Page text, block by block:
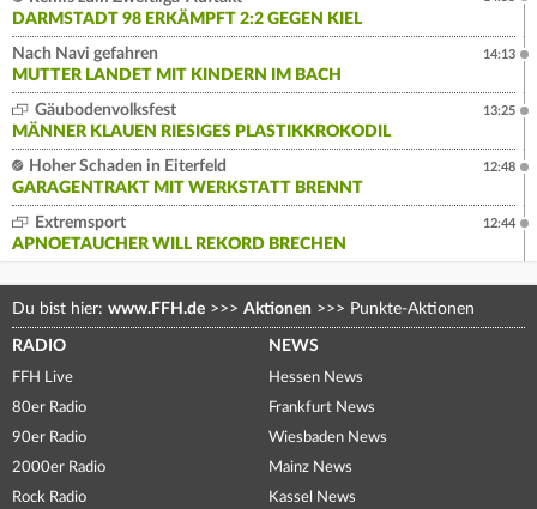
DARMSTADT 98 ERKÄMPFT 2:2 GEGEN KIEL
Nach Navi gefahren
MUTTER LANDET MIT KINDERN IM BACH
14:13
Gäubodenvolksfest
MÄNNER KLAUEN RIESIGES PLASTIKKROKODIL
13:25
Hoher Schaden in Eiterfeld
GARAGENTRAKT MIT WERKSTATT BRENNT
12:48
Extremsport
APNOETAUCHER WILL REKORD BRECHEN
12:44
Du bist hier: www.FFH.de >>> Aktionen >>> Punkte-Aktionen
RADIO
FFH Live
80er Radio
90er Radio
2000er Radio
Rock Radio
NEWS
Hessen News
Frankfurt News
Wiesbaden News
Mainz News
Kassel News